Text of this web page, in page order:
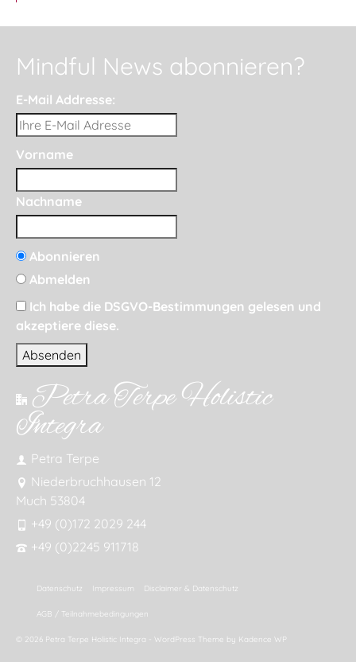
Mindful News abonnieren?
E-Mail Addresse:
Vorname
Nachname
Abonnieren
Abmelden
Ich habe die DSGVO-Bestimmungen gelesen und
akzeptiere diese.
Petra Terpe Holistic
Integra
Petra Terpe
Niederbruchhausen 12
Much 53804
+49 (0)172 2029 244
+49 (0)2245 911718
Datenschutz Impressum Disclaimer & Datenschutz
AGB / Teilnahmebedingungen
© 2026 Petra Terpe Holistic Integra - WordPress Theme by Kadence WP